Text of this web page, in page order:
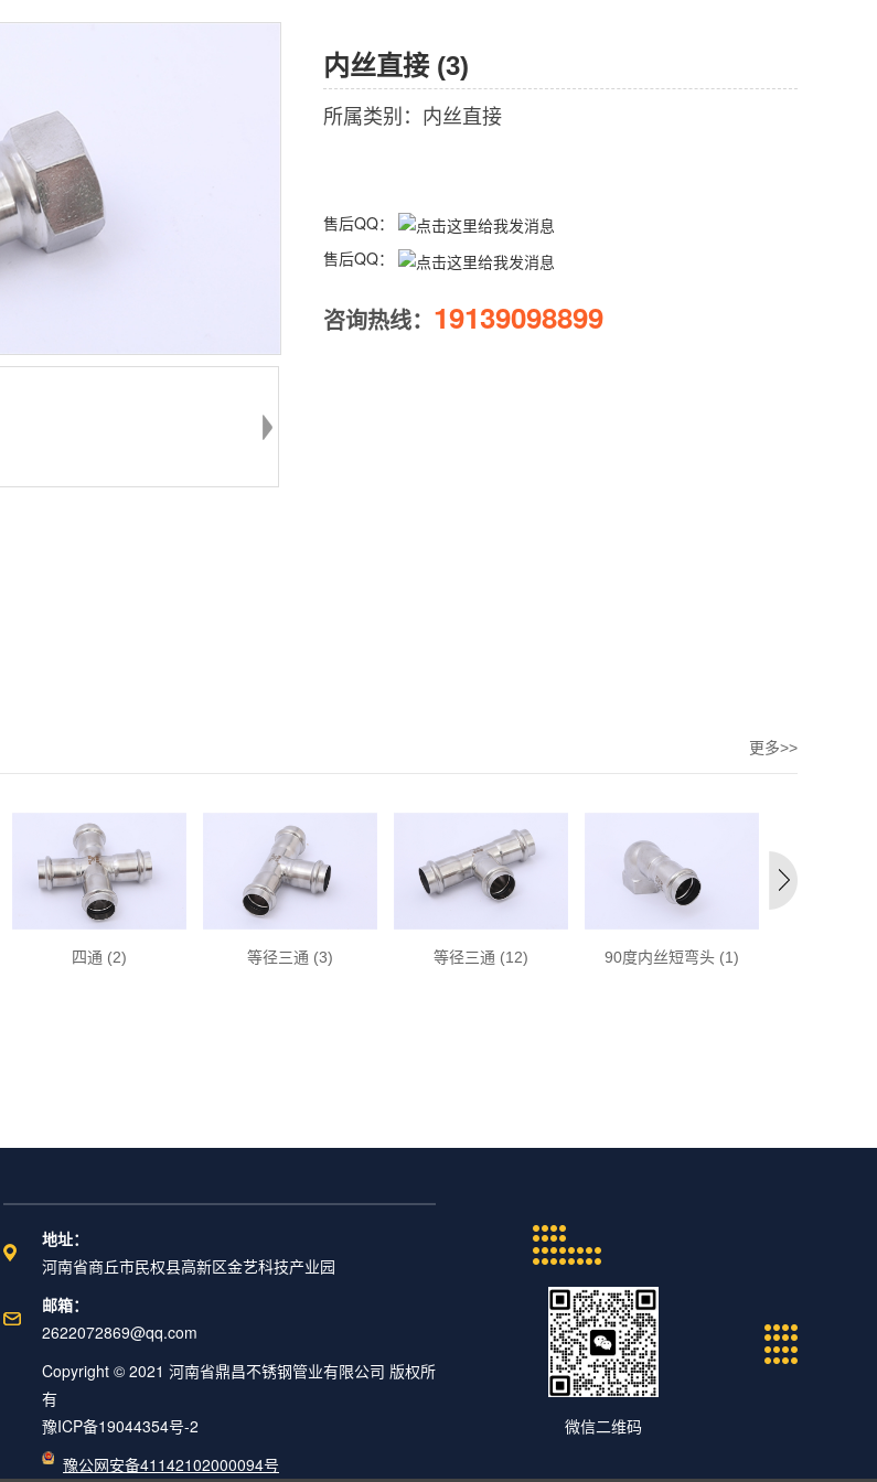
内丝直接 (3)
所属类别：内丝直接
售后QQ：
售后QQ：
咨询热线： 19139098899
更多>>
四通 (2) 等径三通 (3) 等径三通 (12) 90度内丝短弯头 (1)
地址：
河南省商丘市民权县高新区金艺科技产业园
邮箱：
2622072869@qq.com
Copyright © 2021 河南省鼎昌不锈钢管业有限公司 版权所
有
豫ICP备19044354号-2
豫公网安备41142102000094号
微信二维码